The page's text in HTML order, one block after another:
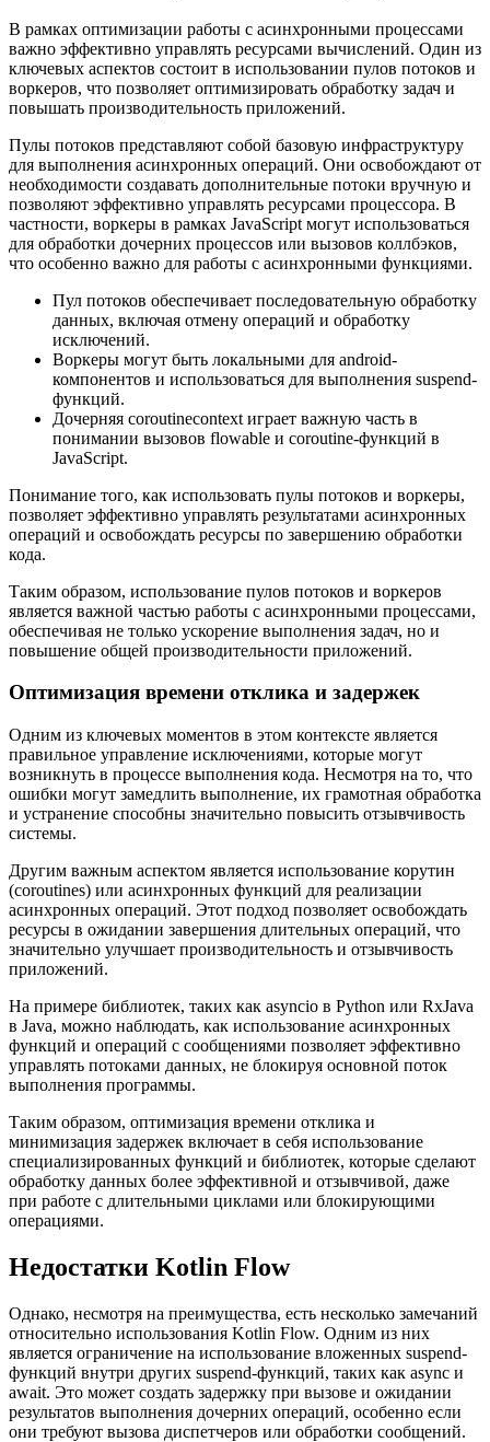
В рамках оптимизации работы с асинхронными процессами
важно эффективно управлять ресурсами вычислений. Один из
ключевых аспектов состоит в использовании пулов потоков и
воркеров, что позволяет оптимизировать обработку задач и
повышать производительность приложений.
Пулы потоков представляют собой базовую инфраструктуру
для выполнения асинхронных операций. Они освобождают от
необходимости создавать дополнительные потоки вручную и
позволяют эффективно управлять ресурсами процессора. В
частности, воркеры в рамках JavaScript могут использоваться
для обработки дочерних процессов или вызовов коллбэков,
что особенно важно для работы с асинхронными функциями.
Пул потоков обеспечивает последовательную обработку
данных, включая отмену операций и обработку
исключений.
Воркеры могут быть локальными для android-
компонентов и использоваться для выполнения suspend-
функций.
Дочерняя coroutinecontext играет важную часть в
понимании вызовов flowable и coroutine-функций в
JavaScript.
Понимание того, как использовать пулы потоков и воркеры,
позволяет эффективно управлять результатами асинхронных
операций и освобождать ресурсы по завершению обработки
кода.
Таким образом, использование пулов потоков и воркеров
является важной частью работы с асинхронными процессами,
обеспечивая не только ускорение выполнения задач, но и
повышение общей производительности приложений.
Оптимизация времени отклика и задержек
Одним из ключевых моментов в этом контексте является
правильное управление исключениями, которые могут
возникнуть в процессе выполнения кода. Несмотря на то, что
ошибки могут замедлить выполнение, их грамотная обработка
и устранение способны значительно повысить отзывчивость
системы.
Другим важным аспектом является использование корутин
(coroutines) или асинхронных функций для реализации
асинхронных операций. Этот подход позволяет освобождать
ресурсы в ожидании завершения длительных операций, что
значительно улучшает производительность и отзывчивость
приложений.
На примере библиотек, таких как asyncio в Python или RxJava
в Java, можно наблюдать, как использование асинхронных
функций и операций с сообщениями позволяет эффективно
управлять потоками данных, не блокируя основной поток
выполнения программы.
Таким образом, оптимизация времени отклика и
минимизация задержек включает в себя использование
специализированных функций и библиотек, которые сделают
обработку данных более эффективной и отзывчивой, даже
при работе с длительными циклами или блокирующими
операциями.
Недостатки Kotlin Flow
Однако, несмотря на преимущества, есть несколько замечаний
относительно использования Kotlin Flow. Одним из них
является ограничение на использование вложенных suspend-
функций внутри других suspend-функций, таких как async и
await. Это может создать задержку при вызове и ожидании
результатов выполнения дочерних операций, особенно если
они требуют вызова диспетчеров или обработки сообщений.